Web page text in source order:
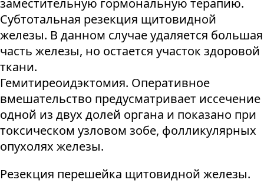
заместительную гормональную терапию.
Субтотальная резекция щитовидной
железы. В данном случае удаляется большая
часть железы, но остается участок здоровой
ткани.
Гемитиреоидэктомия. Оперативное
вмешательство предусматривает иссечение
одной из двух долей органа и показано при
токсическом узловом зобе, фолликулярных
опухолях железы.
Резекция перешейка щитовидной железы.